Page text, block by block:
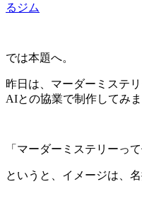
るジム
では本題へ。
昨日は、マーダーミステ
AIとの協業で制作してみま
「マーダーミステリーっ
というと、イメージは、